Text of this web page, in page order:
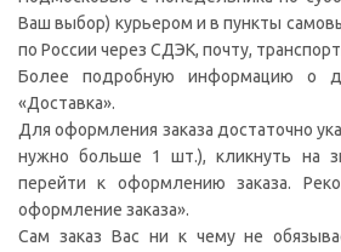
Ваш выбор) курьером и в пункты
по России через СДЭК, почту,
Более подробную информацию о
«Доставка».
Для оформления заказа достаточно
нужно больше 1 шт.), кликнуть на
перейти к оформлению заказа.
оформление заказа».
Сам заказ Вас ни к чему не